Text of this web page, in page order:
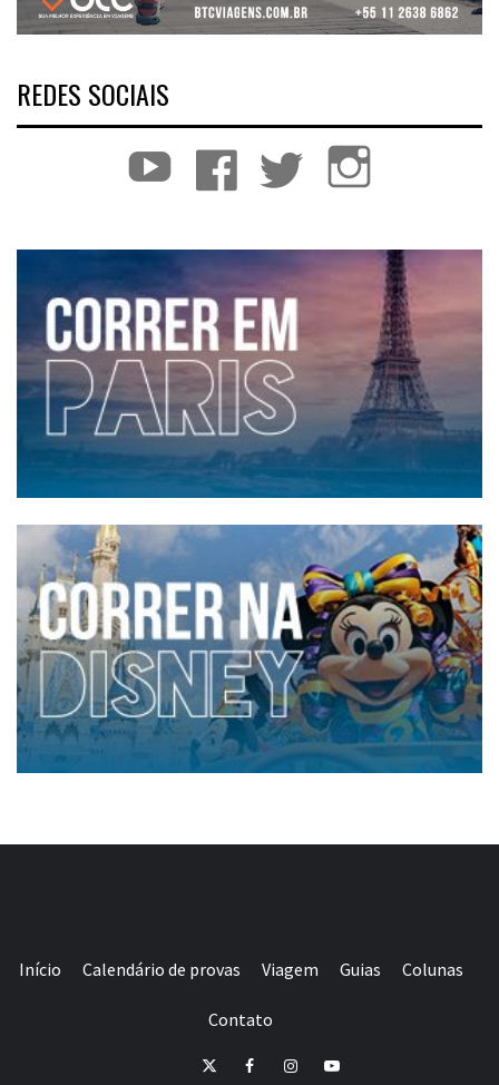
REDES SOCIAIS
YouTube Facebook Twitter
Início Calendário de provas Viagem Guias Colunas
Contato
TwitterFacebookInstagramYoutube